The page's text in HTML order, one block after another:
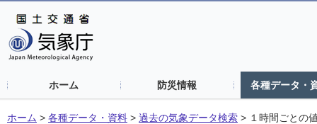
ホーム 防災情報 各種データ・
ホーム > 各種データ・資料 > 過去の気象データ検索 > １時間ごとの